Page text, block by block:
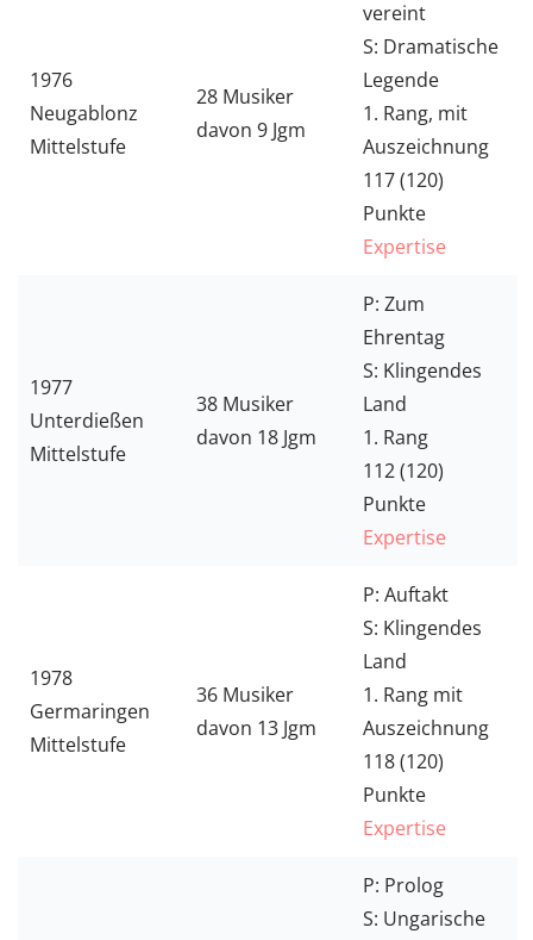
1976
Neugablonz
Mittelstufe
28 Musiker
davon 9 Jgm
vereint
S: Dramatische
Legende
1. Rang, mit
Auszeichnung
117 (120)
Punkte
Expertise
1977
Unterdießen
Mittelstufe
38 Musiker
davon 18 Jgm
P: Zum
Ehrentag
S: Klingendes
Land
1. Rang
112 (120)
Punkte
Expertise
1978
Germaringen
Mittelstufe
36 Musiker
davon 13 Jgm
P: Auftakt
S: Klingendes
Land
1. Rang mit
Auszeichnung
118 (120)
Punkte
Expertise
P: Prolog
S: Ungarische